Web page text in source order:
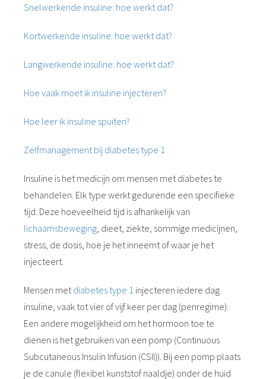
Snelwerkende insuline: hoe werkt dat?
Kortwerkende insuline: hoe werkt dat?
Langwerkende insuline: hoe werkt dat?
Hoe vaak moet ik insuline injecteren?
Hoe leer ik insuline spuiten?
Zelfmanagement bij diabetes type 1
Insuline is het medicijn om mensen met diabetes te
behandelen. Elk type werkt gedurende een specifieke
tijd. Deze hoeveelheid tijd is afhankelijk van
lichaamsbeweging , dieet, ziekte, sommige medicijnen,
stress, de dosis, hoe je het inneemt of waar je het
injecteert.
Mensen met diabetes type 1 injecteren iedere dag
insuline, vaak tot vier of vijf keer per dag (penregime).
Een andere mogelijkheid om het hormoon toe te
dienen is het gebruiken van een pomp (Continuous
Subcutaneous Insulin Infusion (CSII)). Bij een pomp plaats
je de canule (flexibel kunststof naaldje) onder de huid